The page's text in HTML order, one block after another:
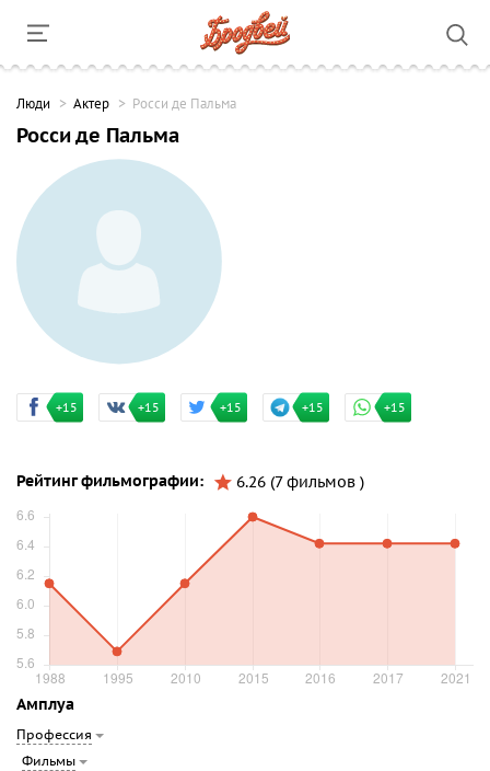
Люди Актер Росси де Пальма
Росси де Пальма
+15 +15 +15 +15 +15
Рейтинг фильмографии: 6.26 (7 фильмов )
Амплуа
Профессия
Фильмы